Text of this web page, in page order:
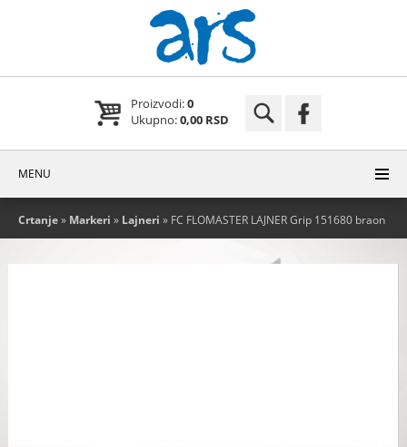
Proizvodi:0
Ukupno:0,00 RSD
MENU
Crtanje» Markeri » Lajneri » FC FLOMASTER LAJNER Grip 151680 braon